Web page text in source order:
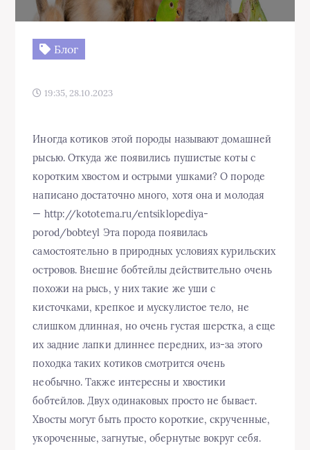
Блог
19:35, 28.10.2023
Иногда котиков этой породы называют домашней
рысью. Откуда же появились пушистые коты с
коротким хвостом и острыми ушками? О породе
написано достаточно много, хотя она и молодая
— http://kototema.ru/entsiklopediya-
porod/bobteyl Эта порода появилась
самостоятельно в природных условиях курильских
островов. Внешне бобтейлы действительно очень
похожи на рысь, у них такие же уши с
кисточками, крепкое и мускулистое тело, не
слишком длинная, но очень густая шерстка, а еще
их задние лапки длиннее передних, из-за этого
походка таких котиков смотрится очень
необычно. Также интересны и хвостики
бобтейлов. Двух одинаковых просто не бывает.
Хвосты могут быть просто короткие, скрученные,
укороченные, загнутые, обернутые вокруг себя.